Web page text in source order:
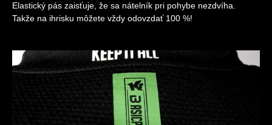
Elastický pás zaisťuje, že sa nátelník pri pohybe nezdvíha.
Takže na ihrisku môžete vždy odovzdať 100 %!